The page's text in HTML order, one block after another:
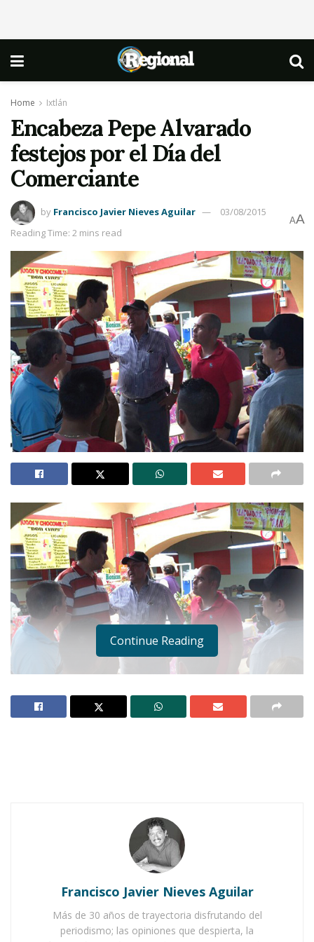
Home Ixtlán
Encabeza Pepe Alvarado
festejos por el Día del
Comerciante
by Francisco Javier Nieves Aguilar
03/08/2015
Reading Time: 2 mins read
AA
teniendo como invitado al presidente
municipal, José Antonio Alvarado Valera.
Ahuacatlán celebrá el día de Reyes con rosca y
chocolate
Continue Reading
Francisco Javier Nieves Aguilar
Más de 30 años de trayectoria disfrutando del
periodismo; las opiniones que despierta, la